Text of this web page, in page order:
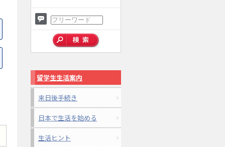
留学生生活案内
来日後手続き
日本で生活を始める
生活ヒント